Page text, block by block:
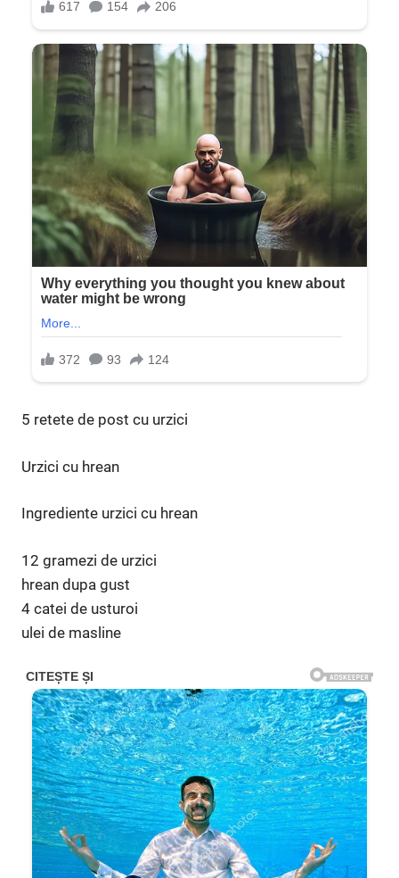
5 retete de post cu urzici
Urzici cu hrean
Ingrediente urzici cu hrean
12 gramezi de urzici
hrean dupa gust
4 catei de usturoi
ulei de masline